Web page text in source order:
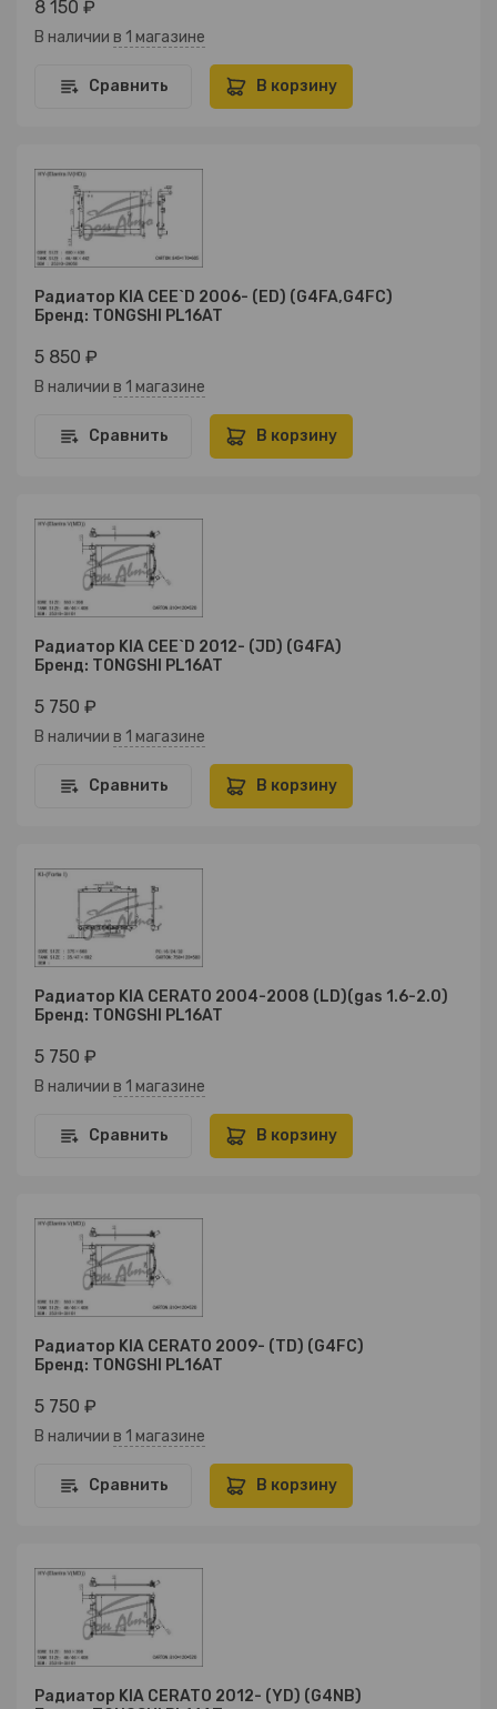
8 150 ₽
В наличии в 1 магазине
Сравнить В корзину
Радиатор KIA CEE`D 2006- (ED) (G4FA,G4FC)
Бренд: TONGSHI PL16AT
5 850 ₽
В наличии в 1 магазине
Сравнить В корзину
Радиатор KIA CEE`D 2012- (JD) (G4FA)
Бренд: TONGSHI PL16AT
5 750 ₽
В наличии в 1 магазине
Сравнить В корзину
Радиатор KIA CERATO 2004-2008 (LD)(gas 1.6-2.0)
Бренд: TONGSHI PL16AT
5 750 ₽
В наличии в 1 магазине
Сравнить В корзину
Радиатор KIA CERATO 2009- (TD) (G4FC)
Бренд: TONGSHI PL16AT
5 750 ₽
В наличии в 1 магазине
Сравнить В корзину
Радиатор KIA CERATO 2012- (YD) (G4NB)